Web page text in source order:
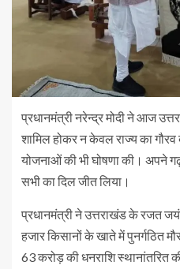
प्रधानमंत्री नरेन्द्र मोदी ने आज
शामिल होकर न केवल राज्य का
योजनाओं की भी घोषणा की। अपने
सभी का दिल जीत लिया।
प्रधानमंत्री ने उत्तराखंड के रजत
हजार किसानों के खाते में पुनर्गठित
63 करोड़ की धनराशि स्थानांतरित